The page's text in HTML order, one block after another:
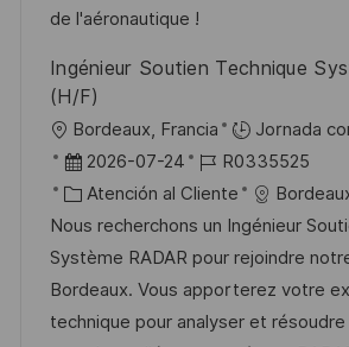
u
l
a
ó
e
í
de l'aéronautique !
Ingénieur Soutien Technique
(H/F)
U
b
c
a
c
i
Bordeaux, Francia
Jornada
F
e
c
h
a
d
2026-07-24
I
D
d
e
e
m
R0335525
C
a
t
e
g
Atención al Cliente
Nous recherchons un Ingénieur
Système RADAR pour rejoindre
Bordeaux. Vous apporterez votre
technique pour analyser et